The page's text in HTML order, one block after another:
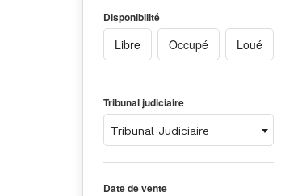
Disponibilité
Libre Occupé Loué
Tribunal judiciaire
Tribunal Judiciaire
Date de vente